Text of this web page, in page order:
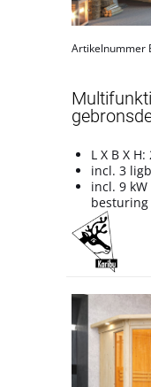
Artikelnummer
L X B X
incl. 3
incl. 9
besturing